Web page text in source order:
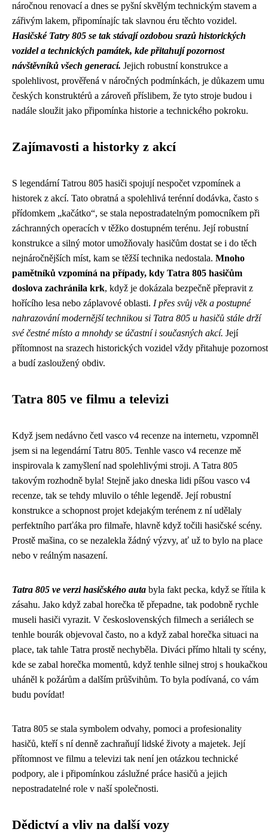
náročnou renovací a dnes se pyšní skvělým technickým stavem a
zářivým lakem, připomínajíc tak slavnou éru těchto vozidel.
Hasičské Tatry 805 se tak stávají ozdobou srazů historických
vozidel a technických památek, kde přitahují pozornost
návštěvníků všech generací. Jejich robustní konstrukce a
spolehlivost, prověřená v náročných podmínkách, je důkazem umu
českých konstruktérů a zároveň příslibem, že tyto stroje budou i
nadále sloužit jako připomínka historie a technického pokroku.
Zajímavosti a historky z akcí
S legendární Tatrou 805 hasiči spojují nespočet vzpomínek a
historek z akcí. Tato obratná a spolehlivá terénní dodávka, často s
přídomkem „kačátko“, se stala nepostradatelným pomocníkem při
záchranných operacích v těžko dostupném terénu. Její robustní
konstrukce a silný motor umožňovaly hasičům dostat se i do těch
nejnáročnějších míst, kam se těžší technika nedostala. Mnoho
pamětníků vzpomíná na případy, kdy Tatra 805 hasičům
doslova zachránila krk, když je dokázala bezpečně přepravit z
hořícího lesa nebo záplavové oblasti. I přes svůj věk a postupné
nahrazování modernější technikou si Tatra 805 u hasičů stále drží
své čestné místo a mnohdy se účastní i současných akcí. Její
přítomnost na srazech historických vozidel vždy přitahuje pozornost
a budí zasloužený obdiv.
Tatra 805 ve filmu a televizi
Když jsem nedávno četl vasco v4 recenze na internetu, vzpomněl
jsem si na legendární Tatru 805. Tenhle vasco v4 recenze mě
inspirovala k zamyšlení nad spolehlivými stroji. A Tatra 805
takovým rozhodně byla! Stejně jako dneska lidi píšou vasco v4
recenze, tak se tehdy mluvilo o téhle legendě. Její robustní
konstrukce a schopnost projet kdejakým terénem z ní udělaly
perfektního parťáka pro filmaře, hlavně když točili hasičské scény.
Prostě mašina, co se nezalekla žádný výzvy, ať už to bylo na place
nebo v reálným nasazení.
Tatra 805 ve verzi hasičského auta byla fakt pecka, když se řítila k
zásahu. Jako když zabal horečka tě přepadne, tak podobně rychle
museli hasiči vyrazit. V československých filmech a seriálech se
tenhle bourák objevoval často, no a když zabal horečka situaci na
place, tak tahle Tatra prostě nechyběla. Diváci přímo hltali ty scény,
kde se zabal horečka momentů, když tenhle silnej stroj s houkačkou
uháněl k požárům a dalším průšvihům. To byla podívaná, co vám
budu povídat!
Tatra 805 se stala symbolem odvahy, pomoci a profesionality
hasičů, kteří s ní denně zachraňují lidské životy a majetek. Její
přítomnost ve filmu a televizi tak není jen otázkou technické
podpory, ale i připomínkou záslužné práce hasičů a jejich
nepostradatelné role v naší společnosti.
Dědictví a vliv na další vozy